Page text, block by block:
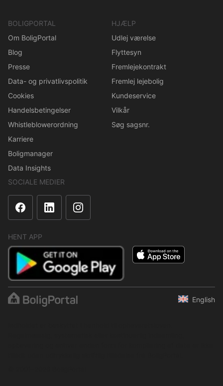
BOLIGPORTAL
Om BoligPortal
Blog
Presse
Data- og privatlivspolitik
Cookies
Handelsbetingelser
Whistleblowerordning
Karriere
Boligmanager
Data Insights
HJÆLP
Udlej værelse
Flyttesyn
Fremlejekontrakt
Fremlej lejebolig
Kundeservice
Vilkår
Søg sagsnr.
SOCIALE MEDIER
HENT APP
English